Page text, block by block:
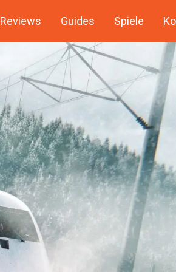
Reviews Guides Spiele